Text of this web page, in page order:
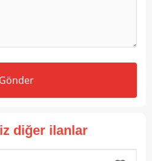
Gönder
diğer ilanlar